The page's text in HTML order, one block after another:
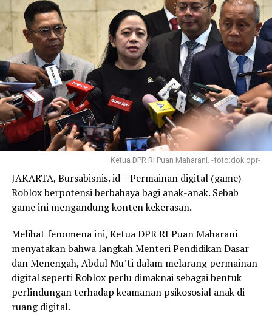
Ketua DPR RI Puan Maharani. -foto:dok.dpr-
JAKARTA, Bursabisnis. id – Permainan digital (game)
Roblox berpotensi berbahaya bagi anak-anak. Sebab
game ini mengandung konten kekerasan.
Melihat fenomena ini, Ketua DPR RI Puan Maharani
menyatakan bahwa langkah Menteri Pendidikan Dasar
dan Menengah, Abdul Mu’ti dalam melarang permainan
digital seperti Roblox perlu dimaknai sebagai bentuk
perlindungan terhadap keamanan psikososial anak di
ruang digital.